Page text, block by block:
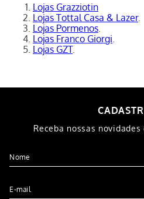
Lojas Grazziotin
Lojas Tottal Casa & Lazer.
Lojas Pormenos
Lojas Franco Giorgi
Lojas GZT.
Receba nossas